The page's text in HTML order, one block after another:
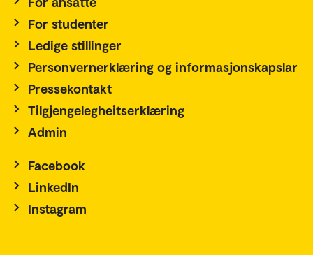
For studenter
Ledige stillinger
Personvernerklæring og informasjonskapslar
Pressekontakt
Tilgjengelegheitserklæring
Admin
Facebook
LinkedIn
Instagram